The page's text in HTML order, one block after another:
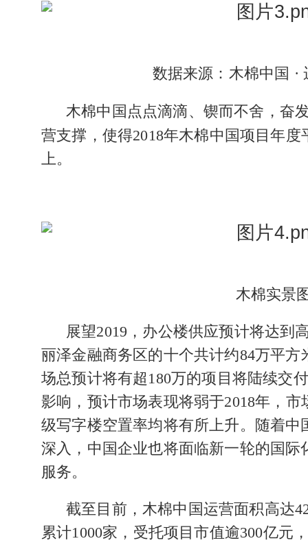
数据来源：木棉中 国 ·
木棉中国 点点滴滴、锲而不舍 ，奋
营支撑，使得2018年木棉中国项目年度
上。
木棉实景
展望2019， 办公楼供应预计将达到
丽泽金融商务区的十个共计约84万平方
场总预计将有超180万的项目将陆续交
影响，预计市场表现将弱于2018年，
级写字楼空置率均将有所上升。 随着中
深入，中国企业也将面临新一轮的国际
服务。
截至目前，木棉中国运营面积高达
累计1000家，受托项目市值逾300亿元